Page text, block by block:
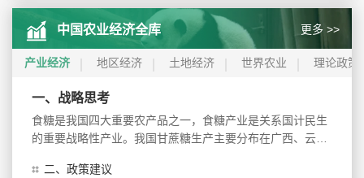
中国农业经济全库 更多 >>
产业经济 地区经济 土地经济 世界农业 理论政策
一、战略思考
食糖是我国四大重要农产品之一，食糖产业是关系国计民生
的重要战略性产业。我国甘蔗糖生产主要分布在广西、云
二、政策建议